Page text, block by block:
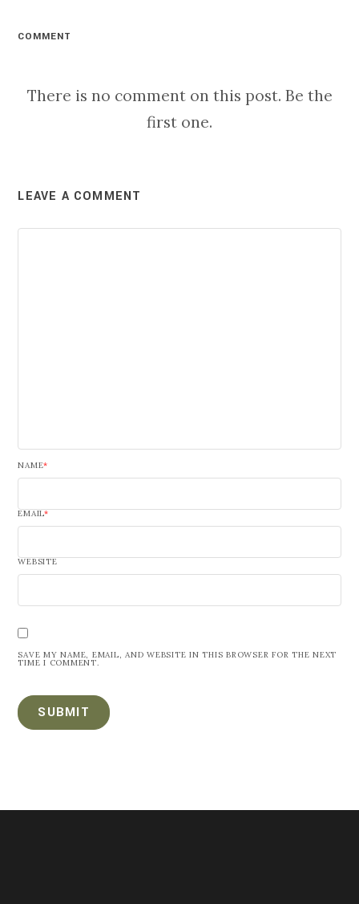
COMMENT
There is no comment on this post. Be the
first one.
LEAVE A COMMENT
NAME*
EMAIL*
WEBSITE
SAVE MY NAME, EMAIL, AND WEBSITE IN THIS BROWSER FOR THE NEXT
TIME I COMMENT.